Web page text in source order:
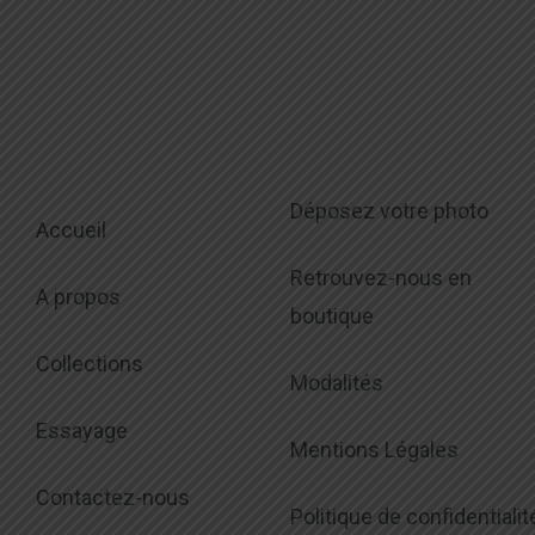
Accueil
A propos
Collections
Essayage
Contactez-nous
Déposez votre photo
Retrouvez-nous en
boutique
Modalités
Mentions Légales
Politique de